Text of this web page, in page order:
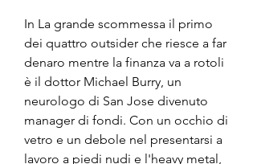
In La grande scommessa il primo
dei quattro outsider che riesce a far
denaro mentre la finanza va a rotoli
è il dottor Michael Burry, un
neurologo di San Jose divenuto
manager di fondi. Con un occhio di
vetro e un debole nel presentarsi a
lavoro a piedi nudi e l'heavy metal,